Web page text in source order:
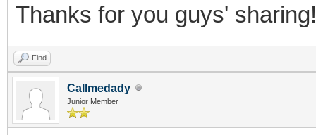
Thanks for you guys' sharing!
Find
Callmedady
Junior Member